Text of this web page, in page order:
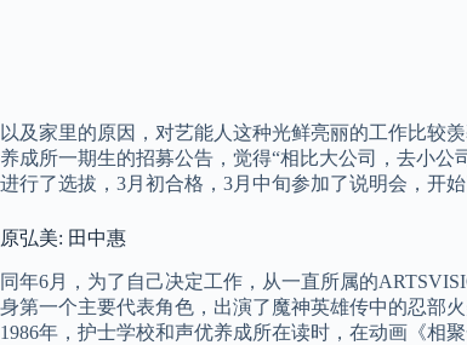
以及家里的原因，对艺能人这种光鲜亮丽的工作比较
养成所一期生的招募公告，觉得“相比大公司，去小
进行了选拔，3月初合格，3月中旬参加了说明会，开始
原弘美: 田中惠
同年6月，为了自己决定工作，从一直所属的
身第一个主要代表角色，出演了魔神英雄传中的忍部
1986年，护士学校和声优养成所在读时，在动画《相